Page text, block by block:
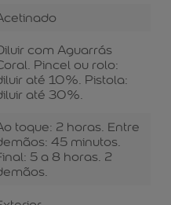
com Aguarrás
Pincel ou rolo:
até 10%. Pistola:
até 30%.
toque: 2 horas. Entre
45 minutos.
5 a 8 horas. 2